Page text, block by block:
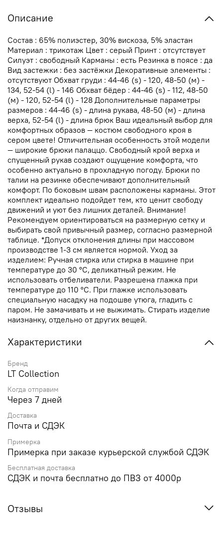
Описание
Состав : 65% полиэстер, 30% вискоза, 5% эластан
Материал : трикотаж Цвет : серый Принт : отсутствует
Силуэт : свободный Карманы : есть Резинка в поясе : да
Вид застежки : без застёжки Декоративные элементы :
отсутствуют Обхват груди : 44-46 (s) - 120, 48-50 (м) -
134, 52-54 (l) - 146 Обхват бёдер : 44-46 (s) - 112, 48-50
(м) - 120, 52-54 (l) - 128 Дополнительные параметры
размеров : 44-46 (s) - длина рукава, 48-50 (м) - длина
верха, 52-54 (l) - длина брюк Ваш идеальный выбор для
комфортных образов — костюм свободного кроя в
сером цвете! Отличительная особенность этой модели
— широкие брюки палаццо. Свободный крой верха и
спущенный рукав создают ощущение комфорта, что
особенно актуально в прохладную погоду. Брюки по
талии на резинке обеспечивают дополнительный
комфорт. По боковым швам расположены карманы. Этот
комплект идеально подойдет тем, кто ценит свободу
движений и уют без лишних деталей. Внимание!
Рекомендуем ориентироваться на размерную сетку и
выбирать свой привычный размер, согласно размерной
таблице. *Допуск отклонения длины при массовом
производстве 1-3 см является нормой. Уход за
изделием: Ручная стирка или стирка в машине при
температуре до 30 °C, деликатный режим. Не
использовать отбеливатели. Разрешена глажка при
температуре до 110 °C. При глажке использовать
специальную насадку на подошве утюга, гладить с
паром. Не замачивать и не выжимать. Стирать изделие
наизнанку, отдельно от других вещей.
Характеристики
Бренд
LT Collection
Когда отправим
Через 7 дней
Доставка
Почта и СДЭК
Примерка
Примерка при заказе курьерской службой СДЭК
Бесплатная доставка
СДЭК и почта бесплатно до ПВЗ от 4000р
Отзывы